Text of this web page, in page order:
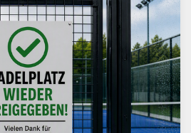
werden"
Trainer